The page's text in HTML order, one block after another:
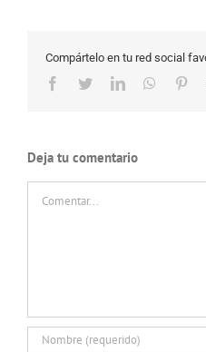
Compártelo en tu red social
Facebook
TwitterLinkedIn
Deja tu comentario